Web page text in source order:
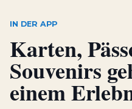
IN DER APP
Karten,
Souvenirs
einem